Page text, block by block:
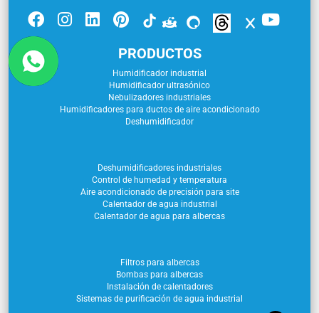
PRODUCTOS
Humidificador industrial
Humidificador ultrasónico
Nebulizadores industriales
Humidificadores para ductos de aire acondicionado
Deshumidificador
Deshumidificadores industriales
Control de humedad y temperatura
Aire acondicionado de precisión para site
Calentador de agua industrial
Calentador de agua para albercas
Filtros para albercas
Bombas para albercas
Instalación de calentadores
Sistemas de purificación de agua industrial